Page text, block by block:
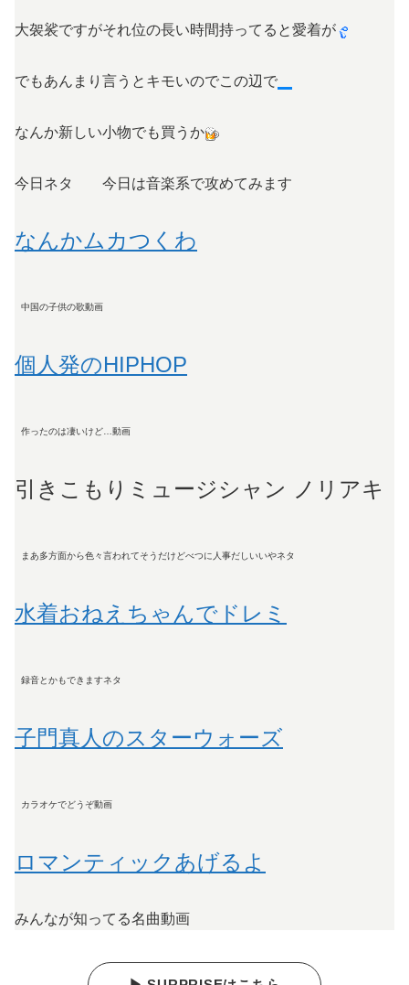
大袈裟ですがそれ位の長い時間持ってると愛着が
でもあんまり言うとキモいのでこの辺で
なんか新しい小物でも買うか
今日ネタ 今日は音楽系で攻めてみます
なんかムカつくわ
中国の子供の歌動画
個人発のHIPHOP
作ったのは凄いけど…動画
引きこもりミュージシャン ノリアキ
まあ多方面から色々言われてそうだけどべつに人事だしいいやネタ
水着おねえちゃんでドレミ
録音とかもできますネタ
子門真人のスターウォーズ
カラオケでどうぞ動画
ロマンティックあげるよ
みんなが知ってる名曲動画